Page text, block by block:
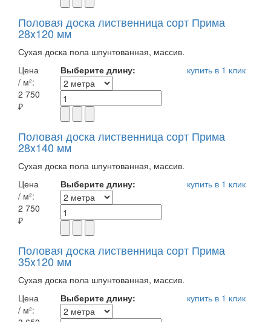
Половая доска лиственница сорт Прима
28x120 мм
Сухая доска пола шпунтованная, массив.
Цена
/ м²:
2 750
₽
Выберите длину: купить в 1 клик
Половая доска лиственница сорт Прима
28x140 мм
Сухая доска пола шпунтованная, массив.
Цена
/ м²:
2 750
₽
Выберите длину: купить в 1 клик
Половая доска лиственница сорт Прима
35x120 мм
Сухая доска пола шпунтованная, массив.
Цена
/ м²:
Выберите длину: купить в 1 клик